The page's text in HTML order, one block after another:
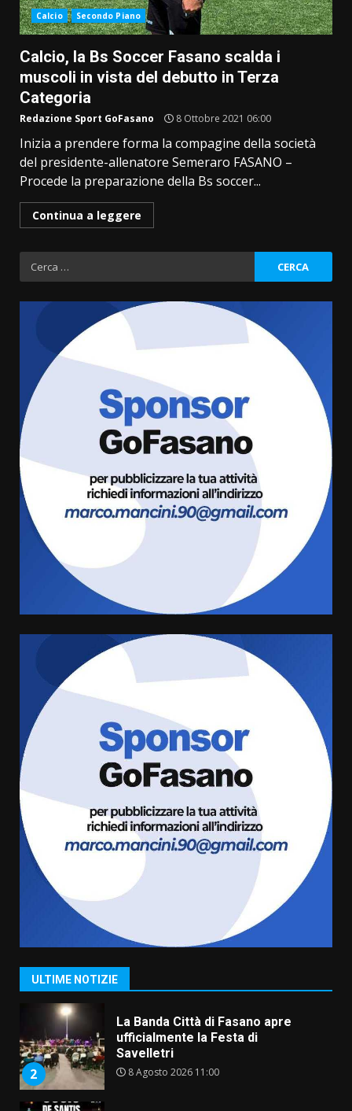
Calcio Secondo Piano
Calcio, la Bs Soccer Fasano scalda i
muscoli in vista del debutto in Terza
Categoria
Redazione Sport GoFasano 8 Ottobre 2021 06:00
Inizia a prendere forma la compagine della società
del presidente-allenatore Semeraro FASANO –
Procede la preparazione della Bs soccer...
Continua a leggere
Ricerca
per:
ULTIME NOTIZIE
Savelletri in festa, domani sera
grande spettacolo con Uccio De
8 Agosto 2026 07:30
Politiche Giovanili e Mobilità
Sostenibile: premiati gli studenti
universitari del bando “La strada
giusta”
Rivoluzione”: nuovo
appuntamento con “Fasano in
Banda”
7 Agosto 2026 06:05
US Fasano, Scianaro: “Profonda
amarezza per esclusione dal
campionato di calcio”
7 Agosto 2026 06:00
Fasanese ferito a colpi di arma
da fuoco
6 Agosto 2026 18:13
1
Serie D, l’Us Fasano non molla e
conferma di voler ricorrere per
2
La Banda Città di Fasano apre
ufficialmente la Festa di
Savelletri
8 Agosto 2026 11:00